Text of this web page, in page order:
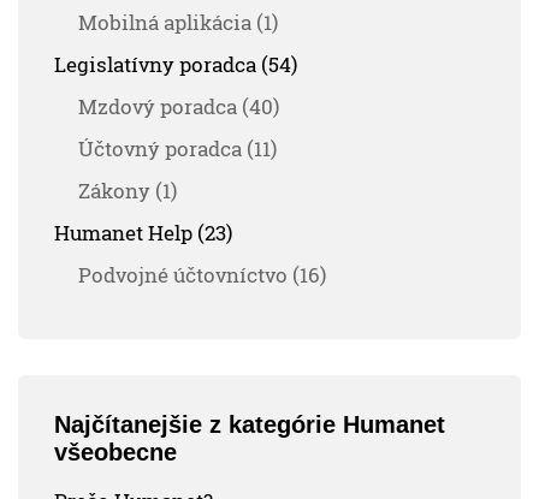
Mobilná aplikácia (1)
Legislatívny poradca (54)
Mzdový poradca (40)
Účtovný poradca (11)
Zákony (1)
Humanet Help (23)
Podvojné účtovníctvo (16)
Najčítanejšie z kategórie Humanet
všeobecne